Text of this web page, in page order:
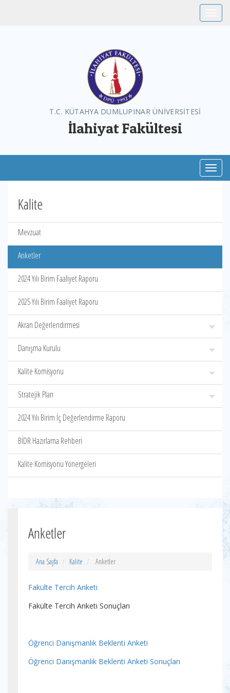
T.C. KÜTAHYA DUMLUPINAR ÜNİVERSİTESİ
İlahiyat Fakültesi
Kalite
Mevzuat
Anketler
2024 Yılı Birim Faaliyet Raporu
2025 Yılı Birim Faaliyet Raporu
Akran Değerlendirmesi
Danışma Kurulu
Kalite Komisyonu
Stratejik Plan
2024 Yılı Birim İç Değerlendirme Raporu
BİDR Hazırlama Rehberi
Kalite Komisyonu Yönergeleri
Anketler
Ana Sayfa Kalite Anketler
Fakülte Tercih Anketi
Fakülte Tercih Anketi Sonuçları
Öğrenci Danışmanlık Beklenti Anketi
Öğrenci Danışmanlık Beklenti Anketi Sonuçları